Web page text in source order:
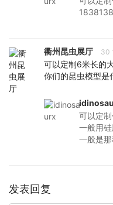
衢州昆虫展厅 30
可以定制6米长的
你们的昆虫模型是
可以定
一般用
一般是
发表回复